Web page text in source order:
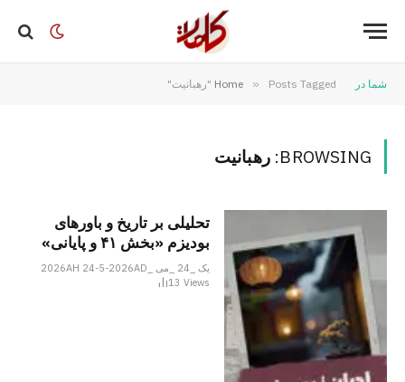
شما در Home » Posts Tagged "رهبانیت"
BROWSING: رهبانیت
تحلیلی بر تاریخ و باورهای
بودیزم «بخش ۴۱ و پایانی»
یک _24 _می _2026AH 24-5-2026AD
13Views